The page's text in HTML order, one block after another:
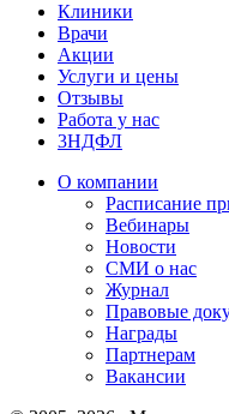
Клиники
Врачи
Акции
Услуги и цены
Отзывы
Работа у нас
3НДФЛ
О компании
Расписание
Вебинары
Новости
СМИ о нас
Журнал
Правовые
Награды
Партнерам
Вакансии